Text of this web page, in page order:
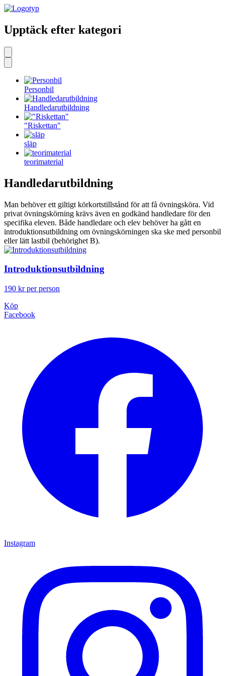
Upptäck efter kategori
Personbil
Handledarutbildning
"Riskettan"
släp
teorimaterial
Handledarutbildning
Man behöver ett giltigt körkortstillstånd för att få övningsköra. Vid
privat övningskörning krävs även en godkänd handledare för den
specifika eleven. Både handledare och elev behöver ha gått en
introduktionsutbildning om övningskörningen ska ske med personbil
eller lätt lastbil (behörighet B).
Introduktionsutbildning
190 kr per person
Köp
Facebook
Instagram